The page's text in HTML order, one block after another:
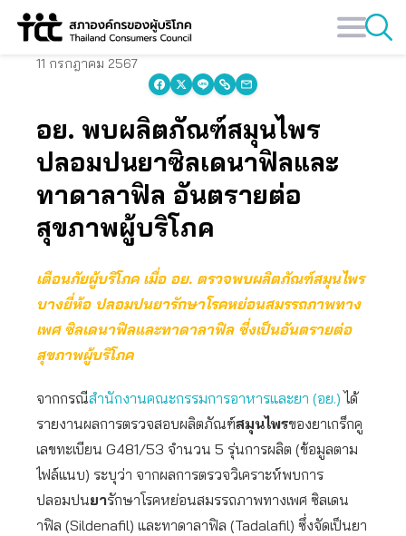
Skip
11 กรกฎาคม 2567
อย. พบผลิตภัณฑ์สมุนไพร
ปลอมปนยาซิลเดนาฟิลและ
ทาดาลาฟิล อันตรายต่อ
สุขภาพผู้บริโภค
เตือนภัยผู้บริโภค เมื่อ อย. ตรวจพบผลิตภัณฑ์สมุนไพร
บางยี่ห้อ ปลอมปนยารักษาโรคหย่อนสมรรถภาพทาง
เพศ ซิลเดนาฟิลและทาดาลาฟิล ซี่งเป็นอันตรายต่อ
สุขภาพผู้บริโภค
จากกรณีสำนักงานคณะกรรมการอาหารและยา (อย.) ได้
รายงานผลการตรวจสอบผลิตภัณฑ์สมุนไพรของยาเกร็กคู
เลขทะเบียน G481/53 จำนวน 5 รุ่นการผลิต (ข้อมูลตาม
ไฟล์แนบ) ระบุว่า จากผลการตรวจวิเคราะห์พบการ
ปลอมปนยารักษาโรคหย่อนสมรรถภาพทางเพศ ซิลเดน
าฟิล (Sildenafil) และทาดาลาฟิล (Tadalafil) ซึ่งจัดเป็นยา